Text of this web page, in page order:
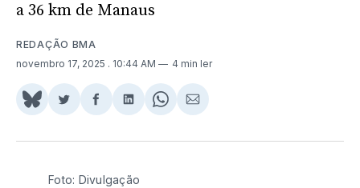
a 36 km de Manaus
REDAÇÃO BMA
novembro 17, 2025 . 10:44 AM 4 min ler
Share
BlueSky
Compartilhar
Twitter
Compartilhar
Facebook
Compartilhar
LinkedIn
Share
WhatsApp
Compartilhar
Email
Foto: Divulgação